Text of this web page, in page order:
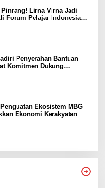
Pinrang! Lirna Virna Jadi
Forum Pelajar Indonesia
Penyerahan Bantuan
Komitmen Dukung
Ekosistem MBG
Ekonomi Kerakyatan